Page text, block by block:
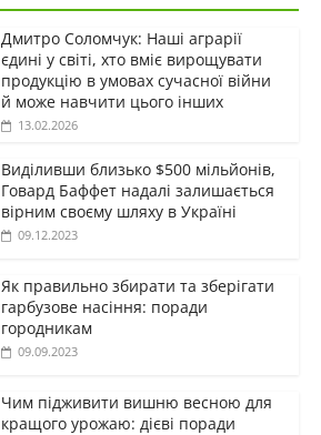
Дмитро Соломчук: Наші аграрії
єдині у світі, хто вміє вирощувати
продукцію в умовах сучасної війни
й може навчити цього інших
13.02.2026
Виділивши близько $500 мільйонів,
Говард Баффет надалі залишається
вірним своєму шляху в Україні
09.12.2023
Як правильно збирати та зберігати
гарбузове насіння: поради
городникам
09.09.2023
Чим підживити вишню весною для
кращого урожаю: дієві поради